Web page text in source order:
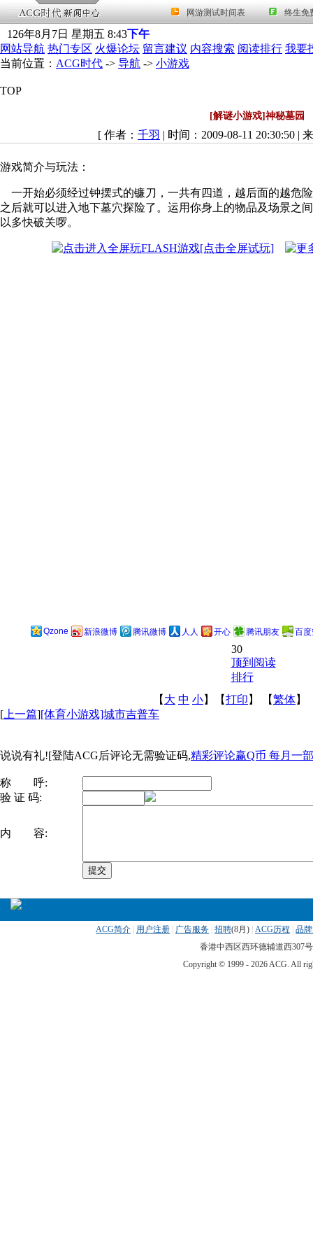
126年8月 7日 星期五 8:43下午
网站导航 热门专区 火爆论坛 留言建议 内容搜索 阅读排行 我要
当前位置： ACG时代 -> 导航 -> 小游戏
TOP
[解谜小游戏]神秘墓园
[ 作者： 千羽 | 时间：2009-08-11 20:30:50 |
游戏简介与玩法：
一开始必须经过钟摆式的镰刀，一共有四道，越后面的越危
之后就可以进入地下墓穴探险了。运用你身上的物品及场景之
以多快破关啰。
[点击全屏试玩]
Qzone 新浪微博 腾讯微博 人人 开心 腾讯朋友 百
30
顶到阅读
排行
【 大 中 小】【打印 】 【繁体】
[ 上一篇][体育小游戏]城市吉普车
说说有礼![登陆ACG后评论无需验证码,精彩评论赢Q币 每月一
称 呼:
验 证 码:
内 容:
ACG简介 用户注册 广告服务 招聘(8月) ACG历程
品
香港中西区西环德辅道西307
Copyright © 1999 - 2026 ACG. All